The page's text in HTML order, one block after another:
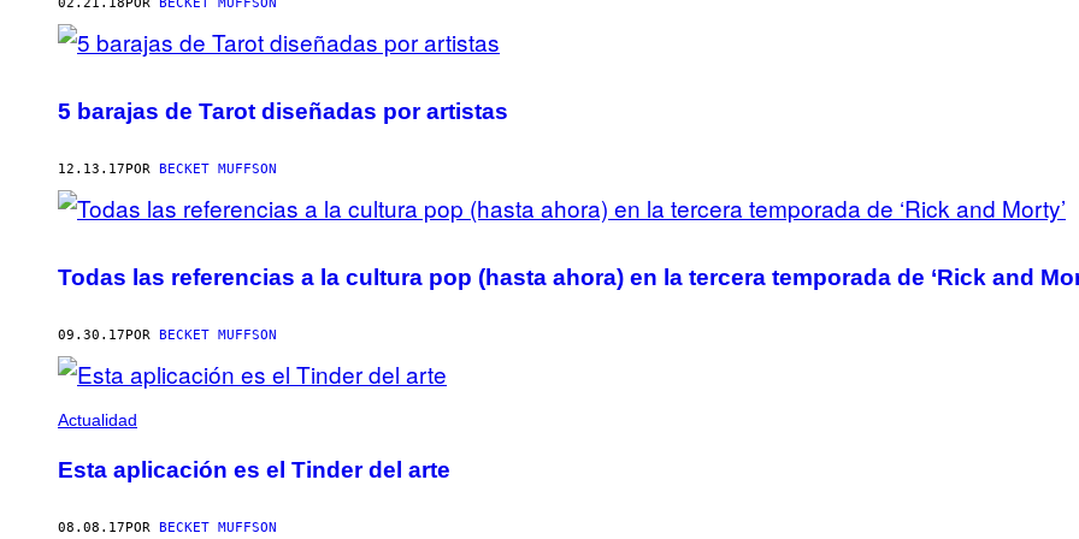
AUTHOR
02.21.18 POR BECKET MUFFSON
5 barajas de Tarot diseñadas por artistas
12.13.17 POR BECKET MUFFSON
Todas las referencias a la cultura pop (hasta ahora) en la tercera temporada de ‘Rick and
09.30.17 POR BECKET MUFFSON
Actualidad
Esta aplicación es el Tinder del arte
08.08.17 POR BECKET MUFFSON